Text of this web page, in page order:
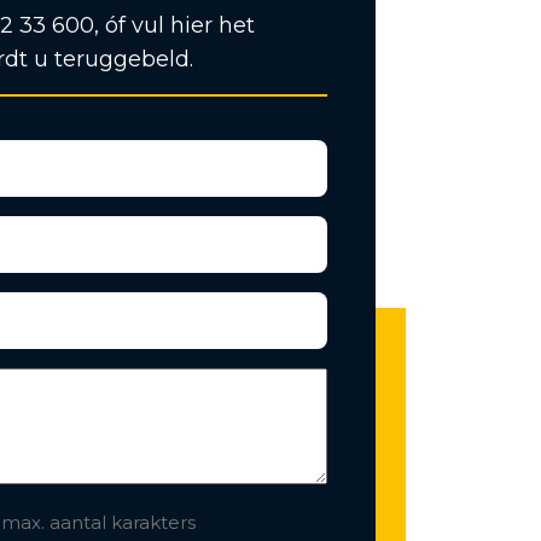
33 600, óf vul hier het
u teruggebeld.
aantal karakters